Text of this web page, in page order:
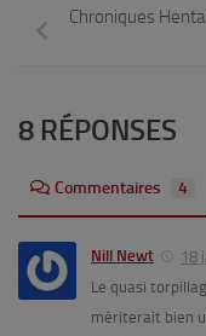
Chroniques
8 RÉPONSES
Commentaires 4
Nill Newt
18
Le quasi
mériterait bien